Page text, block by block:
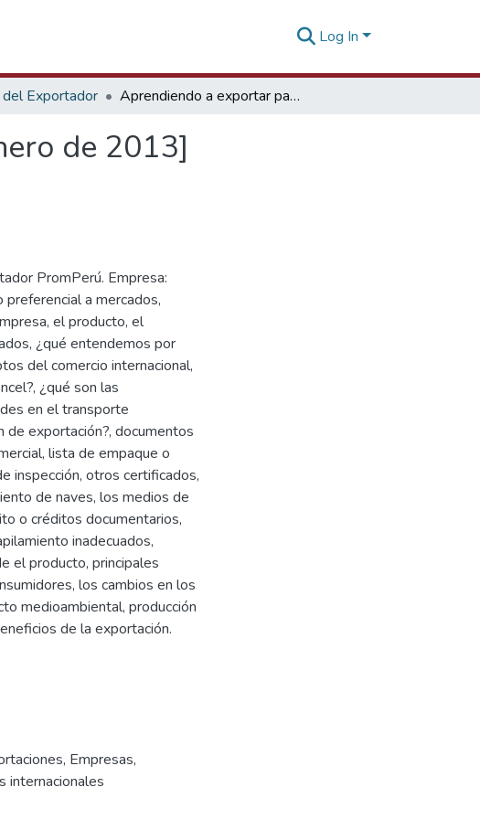
Log In
Exportador Aprendiendo a exportar paso a paso [23 de enero de 2013]
de 2013]
PromPerú. Empresa:
preferencial a mercados,
el producto, el
¿qué entendemos por
del comercio internacional,
¿qué son las
en el transporte
de exportación?, documentos
lista de empaque o
inspección, otros certificados,
de naves, los medios de
o créditos documentarios,
inadecuados,
el producto, principales
los cambios en los
medioambiental, producción
de la exportación.
, Empresas,
internacionales